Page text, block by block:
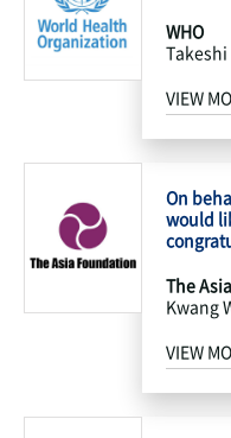
WHO
Takeshi
VIEW
On
would
The
Kwang
VIEW